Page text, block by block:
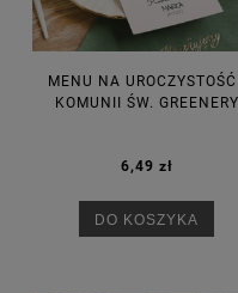
MENU NA
KOMUNII ŚW. GREENERY
6,49 zł
DO KOSZYKA